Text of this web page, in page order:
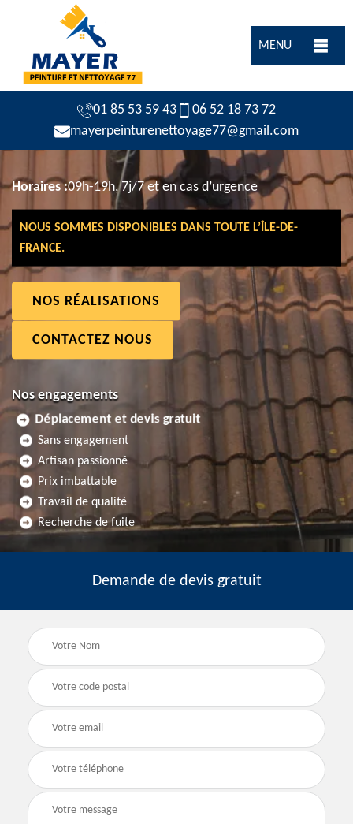
MENU
01 85 53 59 43
06 52 18 73 72
mayerpeinturenettoyage77@gmail.com
Horaires :09h-19h, 7j/7 et en cas d’urgence
NOUS SOMMES DISPONIBLES DANS TOUTE L’ÎLE-DE-
FRANCE.
NOS RÉALISATIONS
CONTACTEZ NOUS
Nos engagements
Déplacement et devis gratuit
Sans engagement
Artisan passionné
Prix imbattable
Travail de qualité
Recherche de fuite
Demande de devis gratuit